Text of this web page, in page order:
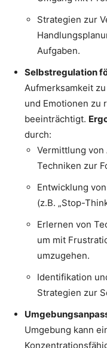
Strategien zur
Aufgaben.
Selbstregulation
Aufmerksamkeit
und Emotionen zu
beeinträchtigt.
durch:
Vermittlung von
Techniken zur
Entwicklung
(z.B. „Stop-
Erlernen von
um mit
umzugehen.
Identifikation
Strategien zur
Umgebung kann